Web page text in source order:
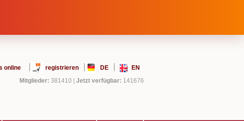
online registrieren DE
EN
Mitglieder: 381410 Jetzt verfügbar: 141676